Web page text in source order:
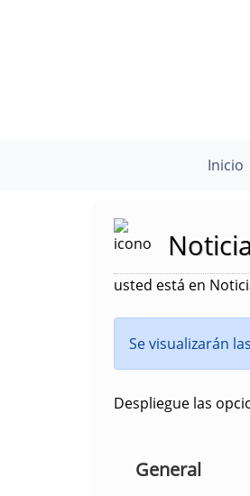
Inicio
usted está en
Se visualizarán
Despliegue las
General